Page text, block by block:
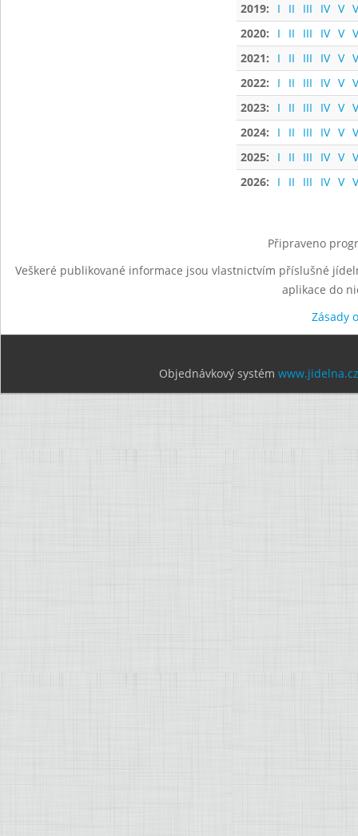
2019:
I II III IV V
2020:
I II III IV V
2021:
I II III IV V
2022:
I II III IV V
2023:
I II III IV V
2024:
I II III IV V
2025:
I II III IV V
2026:
I II III IV V
Připraveno
Veškeré publikované informace jsou vlastnictvím příslušné
aplikace do
Zásady
Objednávkový systém www.jidelna.cz